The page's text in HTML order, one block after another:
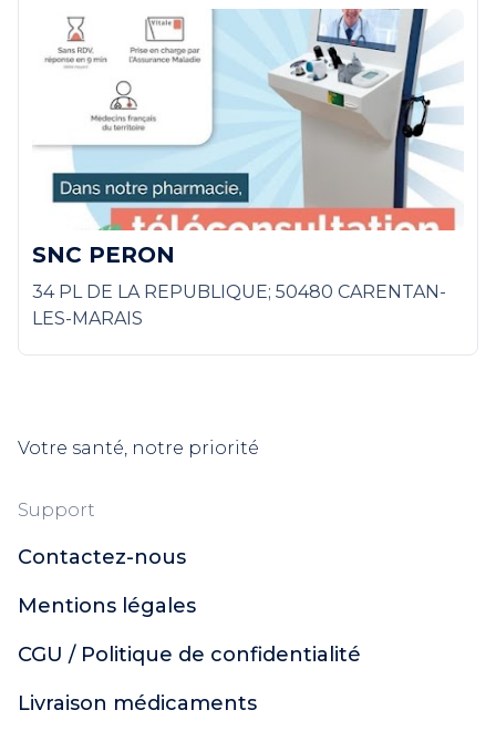
SNC PERON
34 PL DE LA REPUBLIQUE; 50480 CARENTAN-
LES-MARAIS
Votre santé, notre priorité
Support
Contactez-nous
Mentions légales
CGU / Politique de confidentialité
Livraison médicaments